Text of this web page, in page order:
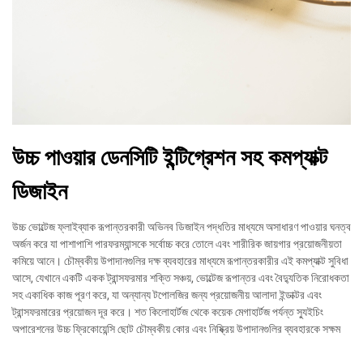
উচ্চ পাওয়ার ডেনসিটি ইন্টিগ্রেশন সহ কমপ্যাক্ট
ডিজাইন
উচ্চ ভোল্টেজ ফ্লাইব্যাক রূপান্তরকারী অভিনব ডিজাইন পদ্ধতির মাধ্যমে অসাধারণ পাওয়ার ঘনত্ব
অর্জন করে যা পাশাপাশি পারফরম্যান্সকে সর্বোচ্চ করে তোলে এবং শারীরিক জায়গার প্রয়োজনীয়তা
কমিয়ে আনে। চৌম্বকীয় উপাদানগুলির দক্ষ ব্যবহারের মাধ্যমে রূপান্তরকারীর এই কমপ্যাক্ট সুবিধা
আসে, যেখানে একটি একক ট্রান্সফরমার শক্তি সঞ্চয়, ভোল্টেজ রূপান্তর এবং বৈদ্যুতিক নিরোধকতা
সহ একাধিক কাজ পূরণ করে, যা অন্যান্য টপোলজির জন্য প্রয়োজনীয় আলাদা ইন্ডাক্টর এবং
ট্রান্সফরমারের প্রয়োজন দূর করে। শত কিলোহার্টজ থেকে কয়েক মেগাহার্টজ পর্যন্ত স্যুইচিং
অপারেশনের উচ্চ ফ্রিকোয়েন্সি ছোট চৌম্বকীয় কোর এবং নিষ্ক্রিয় উপাদানগুলির ব্যবহারকে সক্ষম